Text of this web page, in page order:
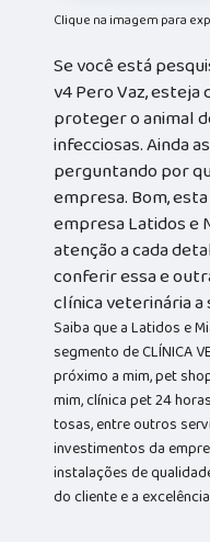
Clique na imagem para
Se você está
v4 Pero Vaz, esteja
proteger o animal
infecciosas. Ainda
perguntando por
empresa. Bom,
empresa Latidos e
atenção a cada
conferir essa e
clínica veterinária a
Saiba que a Latidos e
segmento de CLÍNICA
próximo a mim, pet
mim, clínica pet 24
tosas, entre outros
investimentos da
instalações de
do cliente e a